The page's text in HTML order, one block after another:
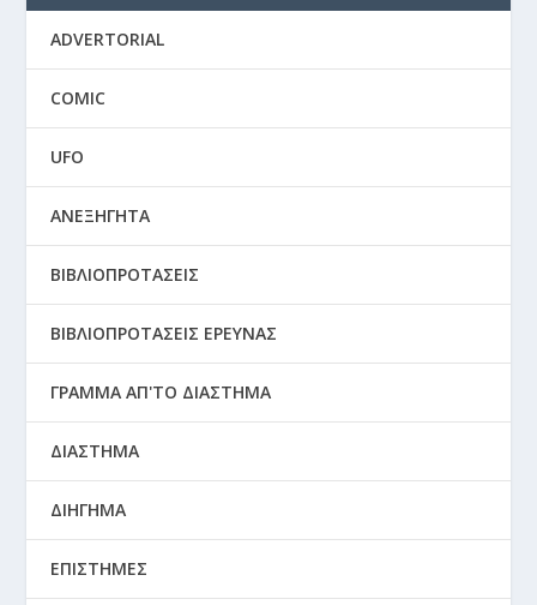
ADVERTORIAL
COMIC
UFO
ΑΝΕΞΗΓΗΤΑ
ΒΙΒΛΙΟΠΡΟΤΑΣΕΙΣ
ΒΙΒΛΙΟΠΡΟΤΑΣΕΙΣ ΕΡΕΥΝΑΣ
ΓΡΑΜΜΑ ΑΠ'ΤΟ ΔΙΑΣΤΗΜΑ
ΔΙΑΣΤΗΜΑ
ΔΙΗΓΗΜΑ
ΕΠΙΣΤΗΜΕΣ